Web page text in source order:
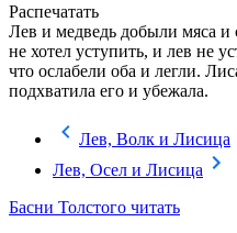
Распечатать
Лев и медведь добыли мяса и
не хотел уступить, и лев не
что ослабели оба и легли.
подхватила его и убежала.
Лев, Волк и Лисица
Лев, Осел и Лисица
Басни Толстого читать